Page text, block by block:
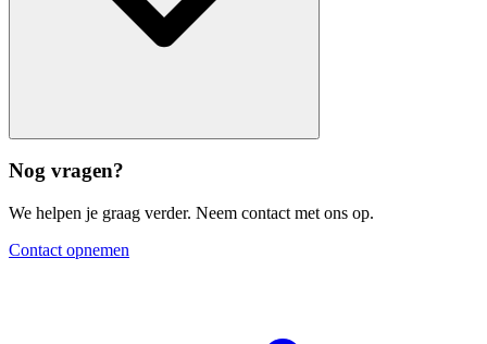
Nog vragen?
We helpen je graag verder. Neem contact met ons op.
Contact opnemen